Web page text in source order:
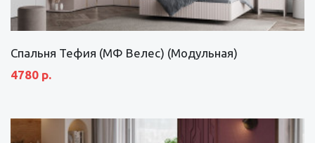
Спальня Тефия (МФ Велес) (Модульная)
4780 р.